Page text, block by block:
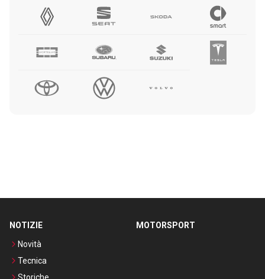
NOTIZIE
Novità
Tecnica
MOTORSPORT